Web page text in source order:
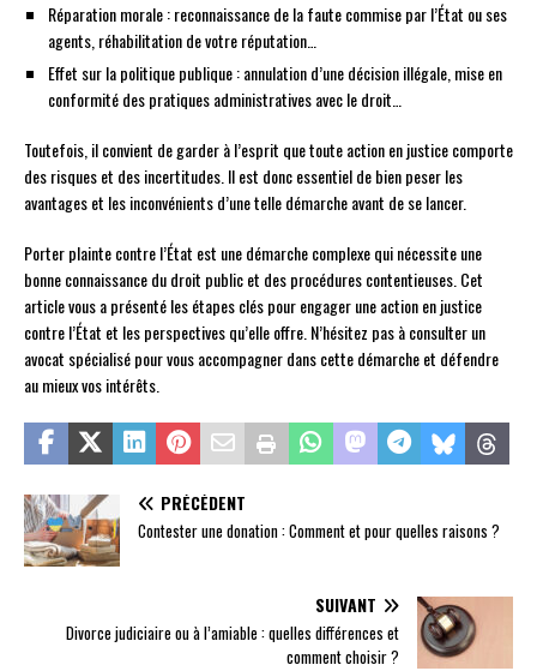
Réparation morale : reconnaissance de la faute commise par l’État ou ses
agents, réhabilitation de votre réputation…
Effet sur la politique publique : annulation d’une décision illégale, mise en
conformité des pratiques administratives avec le droit…
Toutefois, il convient de garder à l’esprit que toute action en justice comporte
des risques et des incertitudes. Il est donc essentiel de bien peser les
avantages et les inconvénients d’une telle démarche avant de se lancer.
Porter plainte contre l’État est une démarche complexe qui nécessite une
bonne connaissance du droit public et des procédures contentieuses. Cet
article vous a présenté les étapes clés pour engager une action en justice
contre l’État et les perspectives qu’elle offre. N’hésitez pas à consulter un
avocat spécialisé pour vous accompagner dans cette démarche et défendre
au mieux vos intérêts.
PRÉCÉDENT
Contester une donation : Comment et pour quelles raisons ?
SUIVANT
Divorce judiciaire ou à l’amiable : quelles différences et
comment choisir ?